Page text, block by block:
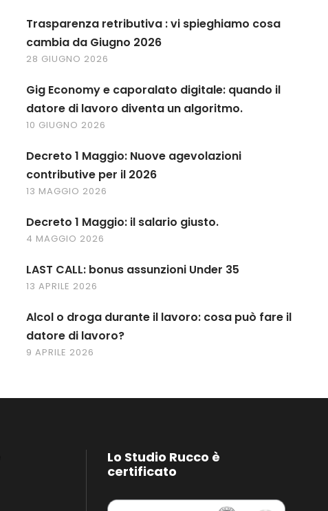
Trasparenza retributiva : vi spieghiamo cosa
cambia da Giugno 2026
28 GIUGNO 2026
Gig Economy e caporalato digitale: quando il
datore di lavoro diventa un algoritmo.
10 GIUGNO 2026
Decreto 1 Maggio: Nuove agevolazioni
contributive per il 2026
13 MAGGIO 2026
Decreto 1 Maggio: il salario giusto.
4 MAGGIO 2026
LAST CALL: bonus assunzioni Under 35
13 APRILE 2026
Alcol o droga durante il lavoro: cosa può fare il
datore di lavoro?
9 APRILE 2026
Lo Studio Rucco è
certificato